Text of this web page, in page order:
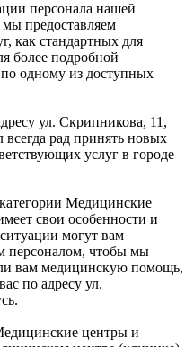
персонала нашей
предоставляем
как стандартных для
более подробной
одному из доступных
ул. Скрипникова, 11,
рад принять новых
услуг в городе
Медицинские
свои особенности и
могут вам
персоналом, чтобы мы
вам медицинскую помощь,
по адресу ул.
центры и